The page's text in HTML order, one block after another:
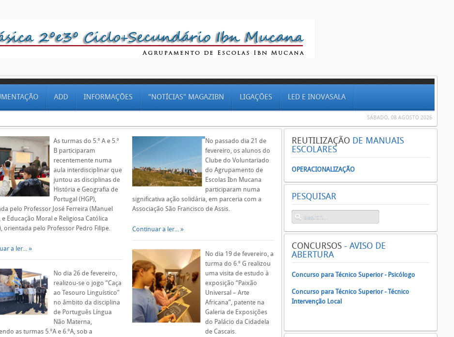
ADD INFORMAÇÕES "NOTÍCIAS" MAGAZIBN LIGAÇÕES LED E INOVASALA
SÁBADO, 08 AGOSTO 2026
As turmas do 5.º A e 5.º
B participaram
recentemente numa
aula interdisciplinar que
juntou as disciplinas de
História e Geografia de
Portugal (HGP),
pelo Professor José Ferreira (Manuel
e Educação Moral e Religiosa Católica
orientada pelo Professor Pedro Filipe.
a ler...
No dia 26 de fevereiro,
realizou-se o jogo “Caça
ao Tesouro Linguístico”
no âmbito da disciplina
de Português Língua
Não Materna,
as turmas 5.ºA e 6.ºA, sob a
No passado dia 21 de
fevereiro, os alunos do
Clube do Voluntariado
do Agrupamento de
Escolas Ibn Mucana
participaram numa
significativa ação solidária, em parceria com a
Associação São Francisco de Assis.
Continuar a ler...
No dia 19 de fevereiro, a
turma do 6.º G realizou
uma visita de estudo à
exposição “Paixão
Universal – Arte
Africana”, patente na
Galeria de Exposições
do Palácio da Cidadela
de Cascais.
REUTILIZAÇÃO DE MANUAIS
ESCOLARES
OPERACIONALIZAÇÃO
PESQUISAR
CONCURSOS - AVISO DE
ABERTURA
Concurso para Técnico Superior - Psicólogo
Concurso para Técnico Superior - Técnico
Intervenção Local